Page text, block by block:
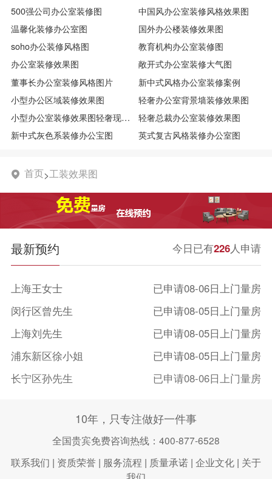
500强公司办公室装修图
中国风办公室装修风格效果图
温馨化装修办公室图
国外办公楼装修效果图
soho办公装修风格图
教育机构办公室装修图
办公室装修效果图
敞开式办公室装修大气图
董事长办公室装修风格图片
新中式风格办公室装修案例
小型办公区域装修效果图
轻奢办公室背景墙装修效果图
小型办公室装修效果图轻奢现代图
轻奢总裁办公室装修效果图
新中式灰色系装修办公宝图
英式复古风格装修办公室图
 首页>工装效果图
最新预约 今日已有226人申请
上海王女士
已申请08-06日上门量房
闵行区曾先生
已申请08-05日上门量房
上海刘先生
已申请08-05日上门量房
浦东新区徐小姐
已申请08-05日上门量房
长宁区孙先生
已申请08-06日上门量房
已申请08-05日上门量房
徐汇区张小姐
已申请08-04日上门量房
10年，只专注做好一件事
全国贵宾免费咨询热线：400-877-6528
联系我们 | 资质荣誉 | 服务流程 | 质量承诺 | 企业文化 | 关于